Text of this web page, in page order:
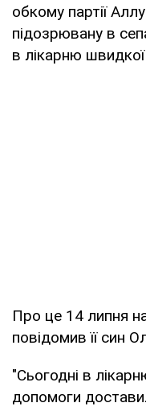
обкому партії
підозрювану в
в лікарню
Про це 14 липня
повідомив її син
"Сьогодні в
допомоги